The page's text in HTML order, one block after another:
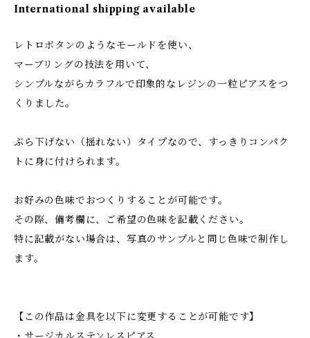
International shipping available
レトロボタンのようなモールドを使い、
マーブリングの技法を用いて、
シンプルながらカラフルで印象的なレジンの一粒ピアスをつ
くりました。
ぶら下げない（揺れない）タイプなので、すっきりコンパク
トに身に付けられます。
お好みの色味でおつくりすることが可能です。
その際、備考欄に、ご希望の色味を記載ください。
特に記載がない場合は、写真のサンプルと同じ色味で制作し
ます。
【この作品は金具を以下に変更することが可能です】